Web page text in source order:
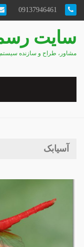
سایت
مشاور، طراح و سازنده
آسیابک